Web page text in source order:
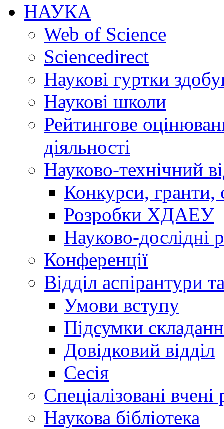
НАУКА
Web of Science
Sciencedirect
Наукові гуртки
Наукові школи
Рейтингове
діяльності
Науково-технічний
Конкурси, гранти,
Розробки ХДАЕУ
Науково-дослідні
Конференції
Відділ аспірантури
Умови вступу
Підсумки
Довідковий відділ
Сесія
Спеціалізовані вчені
Наукова бібліотека